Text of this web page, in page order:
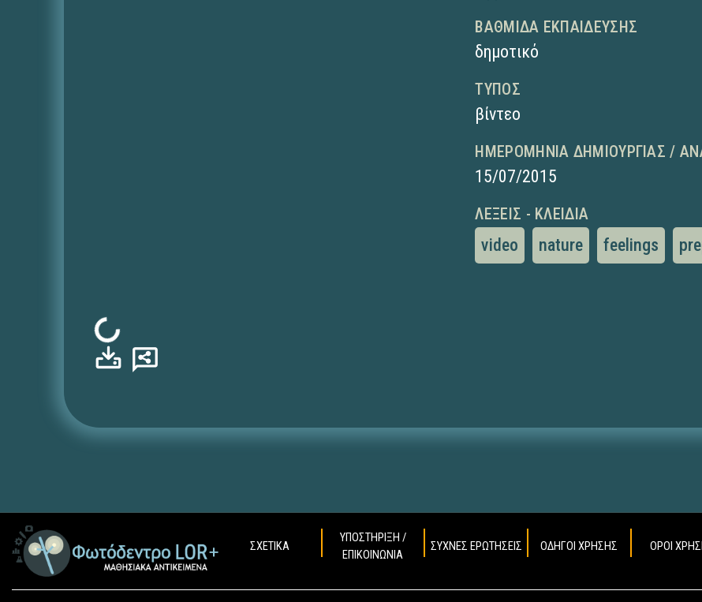
Φόρτωση...
ΒΑΘΜΊΔΑ ΕΚΠΑΊΔΕΥΣΗΣ
δημοτικό
ΤΎΠΟΣ
βίντεο
ΗΜΕΡΟΜΗΝΊΑ ΔΗΜΙΟΥΡΓΊΑΣ /
15/07/2015
ΛΈΞΕΙΣ - ΚΛΕΙΔΙΆ
video nature feelings
ΣΧΕΤΙΚΑ
ΥΠΟΣΤΗΡΙΞΗ /
ΕΠΙΚΟΙΝΩΝΙΑ
ΣΥΧΝΕΣ ΕΡΩΤΗΣΕΙΣ ΟΔΗΓΟΙ ΧΡΗΣΗΣ ΟΡΟΙ